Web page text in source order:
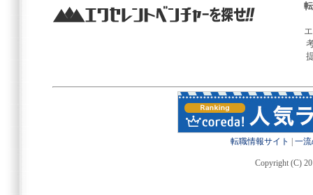
転職情報サイト 一
Copyright (C)